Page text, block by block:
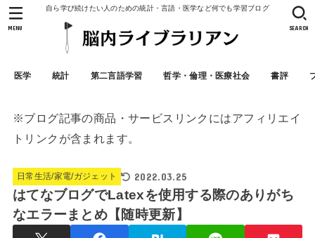
自ら学び続けたい人のための統計・言語・医学など何でも学習ブログ
医学 統計 第二言語学習 哲学・倫理・医療社会 書評
SEARCH
MENU
※ブログ記事の商品・サービスリンクにはアフィリエイ
トリンクが含まれます。
日常生活/家電/ガジェット 2022.03.25
はてなブログでLatexを使用する際のありがち
なエラーまとめ【随時更新】